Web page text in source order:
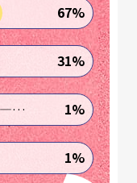
期畫作融合寫實
元化發展，這次
面畫作，也透過
對於漂流異鄉工
67%
31%
《轉生到異世界成為嘉慶君—發現我的祖先是詐騙集團!?》 1%
1%